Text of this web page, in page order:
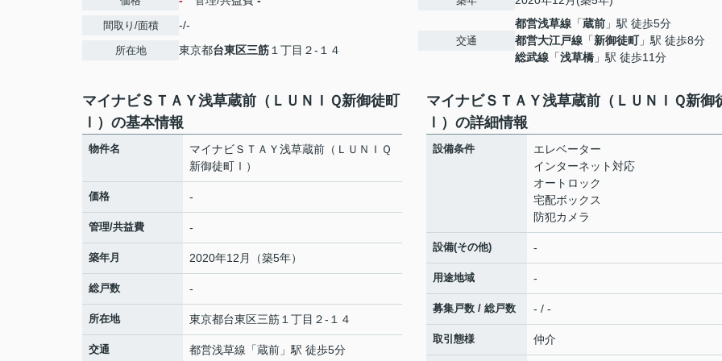
間取り/面積 -/-
所在地 東京都台東区三筋 １丁目２-１４
交通
都営浅草線 「蔵前 」駅 徒歩5分
都営大江戸線 「新御徒町」駅 徒歩8分
総武線 「浅草橋 」駅 徒歩11分
マイナビＳＴＡＹ浅草蔵前（ＬＵＮＩＱ新御徒町
Ⅰ）の基本情報
物件名
マイナビＳＴＡＹ浅草蔵前（ＬＵＮＩＱ
新御徒町Ⅰ）
価格 -
管理/共益費 -
築年月 2020年12月（築5年）
総戸数 -
所在地 東京都台東区三筋 １丁目２-１４
交通 都営浅草線 「蔵前 」駅 徒歩5分
マイナビＳＴＡＹ浅草蔵前（ＬＵＮＩＱ新御
Ⅰ）の詳細情報
設備条件
エレベーター
インターネット対応
オートロック
宅配ボックス
防犯カメラ
設備(その他) -
用途地域 -
募集戸数 / 総戸数 - / -
取引態様 仲介